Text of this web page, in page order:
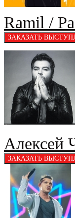
Ramil /
Алексей